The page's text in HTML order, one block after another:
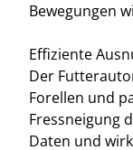
Bewegungen
Effiziente
Der
Forellen und
Fressneigung
Daten und